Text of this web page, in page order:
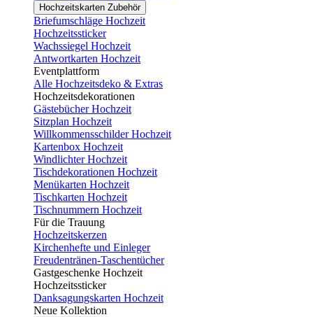
Hochzeitskarten Zubehör
Briefumschläge Hochzeit
Hochzeitssticker
Wachssiegel Hochzeit
Antwortkarten Hochzeit
Eventplattform
Alle Hochzeitsdeko & Extras
Hochzeitsdekorationen
Gästebücher Hochzeit
Sitzplan Hochzeit
Willkommensschilder Hochzeit
Kartenbox Hochzeit
Windlichter Hochzeit
Tischdekorationen Hochzeit
Menükarten Hochzeit
Tischkarten Hochzeit
Tischnummern Hochzeit
Für die Trauung
Hochzeitskerzen
Kirchenhefte und Einleger
Freudentränen-Taschentücher
Gastgeschenke Hochzeit
Hochzeitssticker
Danksagungskarten Hochzeit
Neue Kollektion